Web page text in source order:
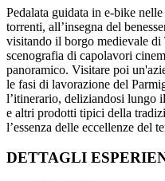
Pedalata guidata in e-bike
torrenti, all’insegna del
visitando il borgo medievale di
scenografia di capolavori
panoramico. Visitare poi
le fasi di lavorazione del
l’itinerario, deliziandosi lungo
e altri prodotti tipici della
l’essenza delle eccellenze del
DETTAGLI